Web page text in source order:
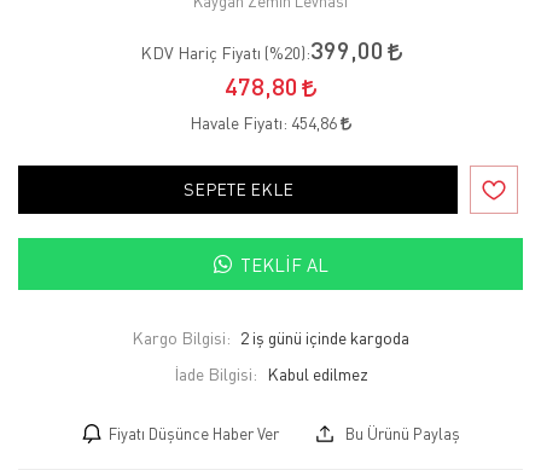
KDV Hariç Fiyatı (%20):399,00
478,80
Havale Fiyatı: 454,86
SEPETE EKLE
TEKLIF AL
Kargo Bilgisi: 2 iş günü içinde kargoda
İade Bilgisi:
Fiyatı Düşünce Haber Ver Bu Ürünü Paylaş